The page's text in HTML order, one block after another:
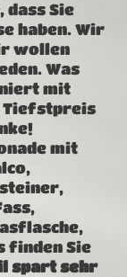
dass Sie
haben. Wir
wollen
Was
mit
Tiefstpreis
mit
finden Sie
spart sehr